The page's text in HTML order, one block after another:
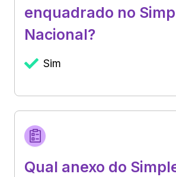
enquadrado no
Nacional?
Sim
Qual anexo do